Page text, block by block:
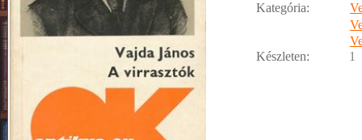
Kategória:
Készleten:
1